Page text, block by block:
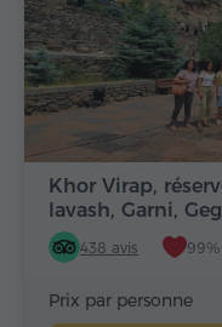
Khor Virap,
lavash, Garni,
438 avis
Prix par personne